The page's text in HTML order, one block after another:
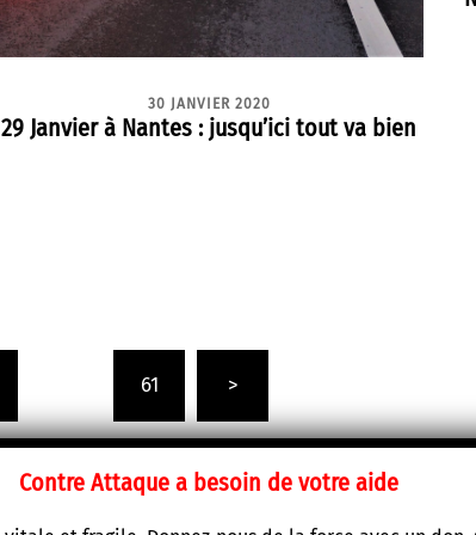
30 JANVIER 2020
29 Janvier à Nantes : jusqu’ici tout va bien
61 >
Contre Attaque a besoin de votre aide